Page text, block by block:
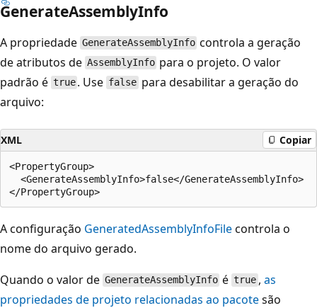
GenerateAssemblyInfo
A propriedade GenerateAssemblyInfo controla a geração
de atributos de AssemblyInfo para o projeto. O valor
padrão é true . Use falsepara desabilitar a geração do
arquivo:
XML Copiar
<PropertyGroup>
  <GenerateAssemblyInfo>false</GenerateAssemblyInfo>
A configuração GeneratedAssemblyInfoFilecontrola o
nome do arquivo gerado.
Quando o valor de GenerateAssemblyInfo étrue, as
propriedades de projeto relacionadas ao pacotesão